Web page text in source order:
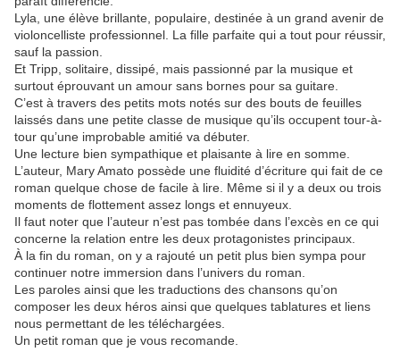
Lyla, une élève brillante, populaire, destinée à un grand avenir de
violoncelliste professionnel. La fille parfaite qui a tout pour réussir,
sauf la passion.
Et Tripp, solitaire, dissipé, mais passionné par la musique et
surtout éprouvant un amour sans bornes pour sa guitare.
C’est à travers des petits mots notés sur des bouts de feuilles
laissés dans une petite classe de musique qu’ils occupent tour-à-
tour qu’une improbable amitié va débuter.
Une lecture bien sympathique et plaisante à lire en somme.
L’auteur, Mary Amato possède une fluidité d’écriture qui fait de ce
roman quelque chose de facile à lire. Même si il y a deux ou trois
moments de flottement assez longs et ennuyeux.
Il faut noter que l’auteur n’est pas tombée dans l’excès en ce qui
concerne la relation entre les deux protagonistes principaux.
À la fin du roman, on y a rajouté un petit plus bien sympa pour
continuer notre immersion dans l’univers du roman.
Les paroles ainsi que les traductions des chansons qu’on
composer les deux héros ainsi que quelques tablatures et liens
nous permettant de les téléchargées.
Un petit roman que je vous recomande.